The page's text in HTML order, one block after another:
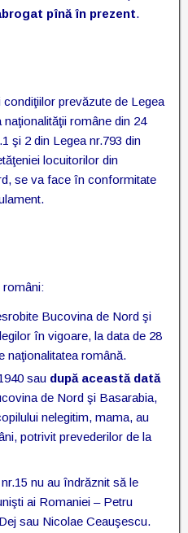
pînă în prezent.
prevăzute de Legea
române din 24
şi 2 din Legea nr.793 din
locuitorilor din
se va face în conformitate
români:
Bucovina de Nord şi
în vigoare, la data de 28
naţionalitatea română.
sau după această dată
de Nord şi Basarabia,
nelegitim, mama, au
potrivit prevederilor de la
nu au îndrăznit să le
ai Romaniei – Petru
sau Nicolae Ceauşescu.